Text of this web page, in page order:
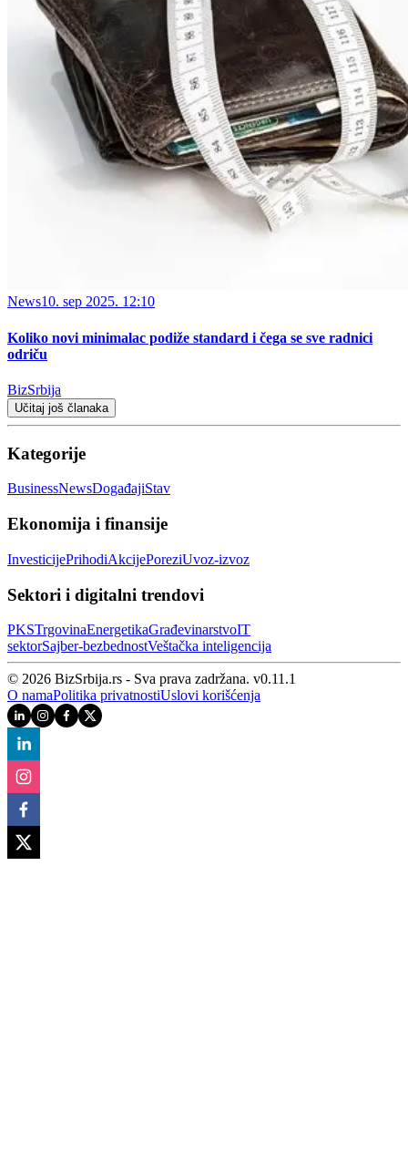
News10. sep 2025. 12:10
Koliko novi minimalac podiže standard i čega se sve radnici
odriču
BizSrbija
Učitaj još članaka
Kategorije
BusinessNewsDogađajiStav
Ekonomija i finansije
InvesticijePrihodiAkcijePoreziUvoz-izvoz
Sektori i digitalni trendovi
PKSTrgovinaEnergetikaGrađevinarstvoIT
sektorSajber‑bezbednostVeštačka inteligencija
© 2026 BizSrbija.rs - Sva prava zadržana. v0.11.1
O namaPolitika privatnostiUslovi korišćenja